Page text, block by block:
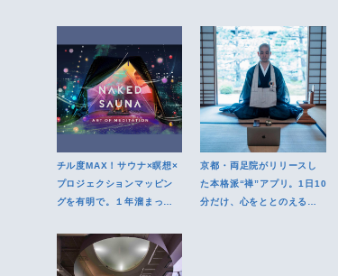
チル度MAX！サウナ×瞑想×
プロジェクションマッピン
グを有明で。１年溜まっ
出そう
京都・両足院がリリースし
た本格派“禅”アプリ。1日10
分だけ、心をととのえる時